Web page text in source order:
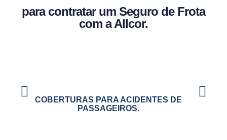
para contratar um Seguro de Frota
com a Allcor.
COBERTURAS PARA ACIDENTES DE
PASSAGEIROS.